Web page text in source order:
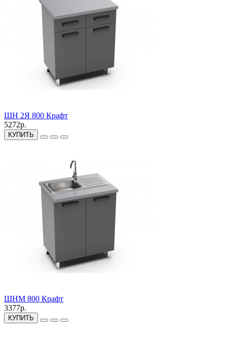
ШН 2Я 800 Крафт
5272р.
КУПИТЬ
ШНМ 800 Крафт
3377р.
КУПИТЬ